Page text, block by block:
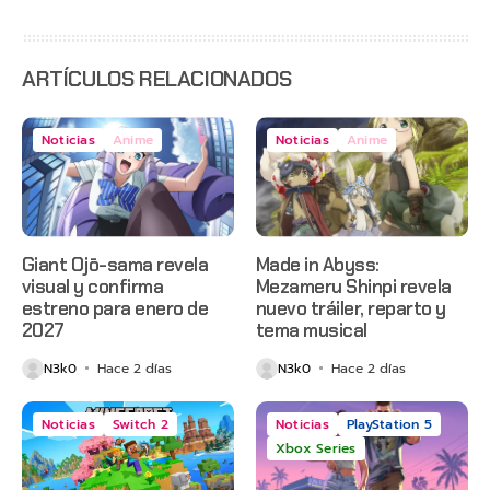
ARTÍCULOS RELACIONADOS
Noticias Anime
Giant Ojō-sama revela
visual y confirma
estreno para enero de
2027
N3k0 Hace 2 días
Noticias Anime
Made in Abyss:
Mezameru Shinpi revela
nuevo tráiler, reparto y
tema musical
N3k0 Hace 2 días
Noticias Switch 2 Noticias
PlayStation 5
Xbox Series